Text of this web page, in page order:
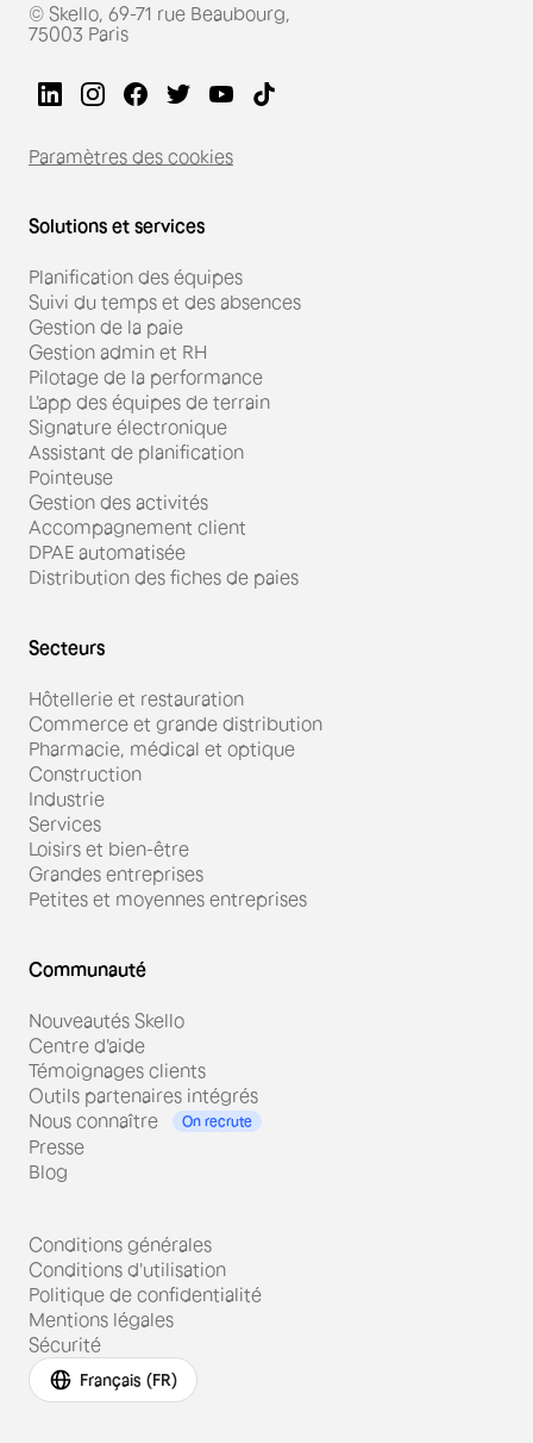
© Skello, 69-71 rue Beaubourg,
75003 Paris
Paramètres des cookies
Solutions et services
Planification des équipes
Suivi du temps et des absences
Gestion de la paie
Gestion admin et RH
Pilotage de la performance
L'app des équipes de terrain
Signature électronique
Assistant de planification
Pointeuse
Gestion des activités
Accompagnement client
DPAE automatisée
Distribution des fiches de paies
Secteurs
Hôtellerie et restauration
Commerce et grande distribution
Pharmacie, médical et optique
Construction
Industrie
Services
Loisirs et bien-être
Grandes entreprises
Petites et moyennes entreprises
Communauté
Nouveautés Skello
Centre d'aide
Témoignages clients
Outils partenaires intégrés
Nous connaître
On recrute
Presse
Blog
Conditions générales
Conditions d'utilisation
Politique de confidentialité
Mentions légales
Sécurité
Français (FR)